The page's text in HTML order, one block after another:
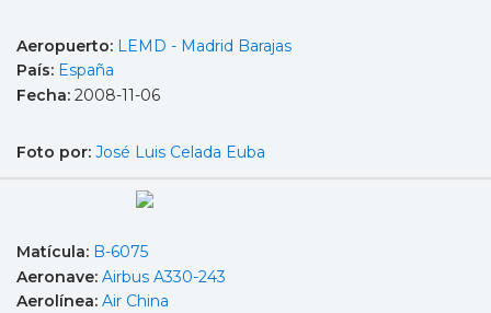
Aeropuerto: LEMD - Madrid Barajas
País: España
Fecha: 2008-11-06
Foto por: José Luis Celada Euba
Matícula: B-6075
Aeronave: Airbus A330-243
Aerolínea: Air China